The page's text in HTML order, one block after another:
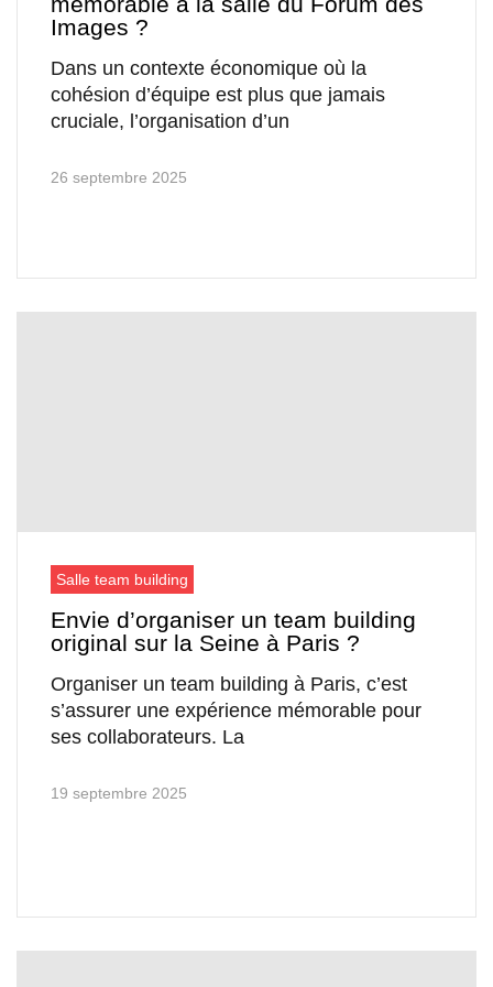
Images ?
Dans un contexte économique où la
cohésion d’équipe est plus que jamais
cruciale, l’organisation d’un
26 septembre 2025
Salle team building
Envie d’organiser un team building
original sur la Seine à Paris ?
Organiser un team building à Paris, c’est
s’assurer une expérience mémorable pour
ses collaborateurs. La
19 septembre 2025